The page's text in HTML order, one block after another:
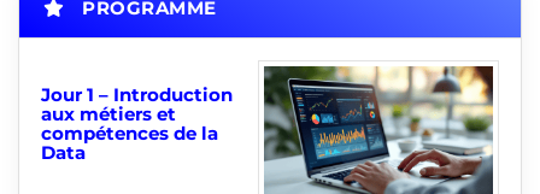
PROGRAMME
Jour 1 – Introduction
aux métiers et
compétences de la
Data